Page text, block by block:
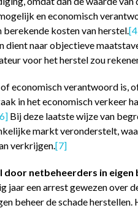
en economisch
kosten van herstel.
dient naar objectieve
voor het herstel zou
economisch verantwoord is,
in het economisch verkeer
Bij deze laatste wijze van
markt veronderstelt,
verkrijgen.[7]
door netbeheerders in eigen
jaar een arrest gewezen over
beheer de schade